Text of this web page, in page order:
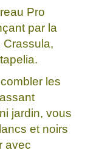
Pro
par la
Crassula,
les
jardin, vous
et noirs
avec